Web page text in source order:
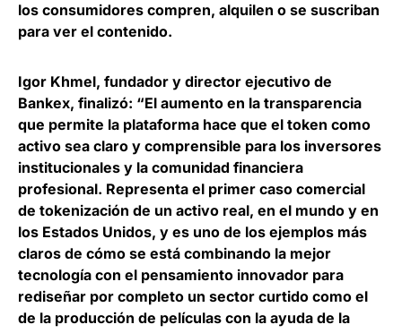
los consumidores compren, alquilen o se suscriban
para ver el contenido.
Igor Khmel, fundador y director ejecutivo de
Bankex, finalizó: “El aumento en la transparencia
que permite la plataforma hace que el token como
activo sea claro y comprensible para los inversores
institucionales y la comunidad financiera
profesional. Representa el primer caso comercial
de tokenización de un activo real, en el mundo y en
los Estados Unidos, y es uno de los ejemplos más
claros de cómo se está combinando la mejor
tecnología con el pensamiento innovador para
rediseñar por completo un sector curtido como el
de la producción de películas con la ayuda de la